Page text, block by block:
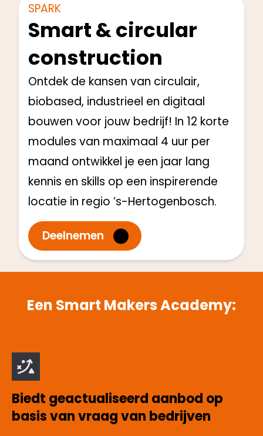
SPARK
Smart & circular
construction
Ontdek de kansen van circulair,
biobased, industrieel en digitaal
bouwen voor jouw bedrijf! In 12 korte
modules van maximaal 4 uur per
maand ontwikkel je een jaar lang
kennis en skills op een inspirerende
locatie in regio ’s-Hertogenbosch.
Deelnemen
Een Smart Makers Academy:
Biedt geactualiseerd aanbod op
basis van vraag van bedrijven